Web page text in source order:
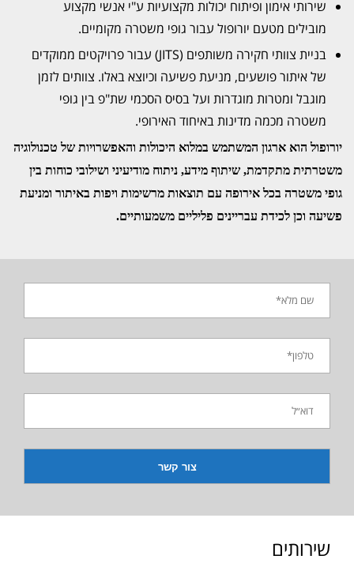
שירותי אימון ופיתוח יכולות מקצועיות ע"י אנשי מקצוע
מובילים מטעם יורופול עבור גופי משטרה מקומיים.
בניית צוותי חקירה משותפים (JITS) עבור פרויקטים ממוקדים
של איתור פושעים, מניעת פשיעה וכיוצא באלו. צוותים לזמן
מוגבל ומטרות מוגדרות ועל בסיס הסכמי שת"פ בין גופי
משטרה מכמה מדינות באיחוד האירופי.
יורופול הוא ארגון המשתמש במלוא היכולות והאפשרויות של טכנולוגיה
משטרתית מתקדמת, שיתוף מידע, ניתוח מודיעיני ושילובי כוחות בין
גופי משטרה בכל אירופה עם תוצאות מרשימות ויפות באיתור ומניעת
פשיעה וכן לכידת עבריינים פליליים משמעותיים.
שירותים